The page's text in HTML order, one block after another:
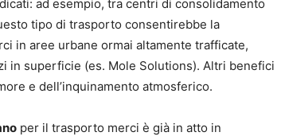
ad esempio, tra centri di consolidamento
tipo di trasporto consentirebbe la
in aree urbane ormai altamente trafficate,
in superficie (es. Mole Solutions). Altri benefici
e dell’inquinamento atmosferico.
per il trasporto merci è già in atto in